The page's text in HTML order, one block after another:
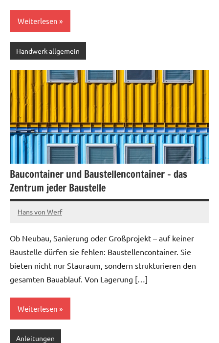
Weiterlesen
Handwerk allgemein
Baucontainer und Baustellencontainer – das
Zentrum jeder Baustelle
Juli
2025
Hans von Werf
Ob Neubau, Sanierung oder Großprojekt – auf keiner
Baustelle dürfen sie fehlen: Baustellencontainer. Sie
bieten nicht nur Stauraum, sondern strukturieren den
gesamten Bauablauf. Von Lagerung […]
Weiterlesen
Anleitungen